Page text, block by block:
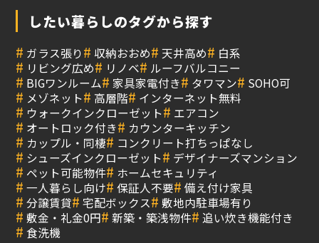
したい暮らしのタグから探す
# ガラス張り# 収納おおめ# 天井高め# 白系
# リビング広め# リノベ# ルーフバルコニー
# BIGワンルーム# 家具家電付き# タワマン# SOHO可
# メゾネット# 高層階# インターネット無料
# ウォークインクローゼット# エアコン
# オートロック付き# カウンターキッチン
# カップル・同棲# コンクリート打ちっぱなし
# シューズインクローゼット# デザイナーズマンション
# ペット可能物件# ホームセキュリティ
# 一人暮らし向け# 保証人不要# 備え付け家具
# 分譲賃貸# 宅配ボックス# 敷地内駐車場有り
# 敷金・礼金0円# 新築・築浅物件# 追い炊き機能付き
# 食洗機